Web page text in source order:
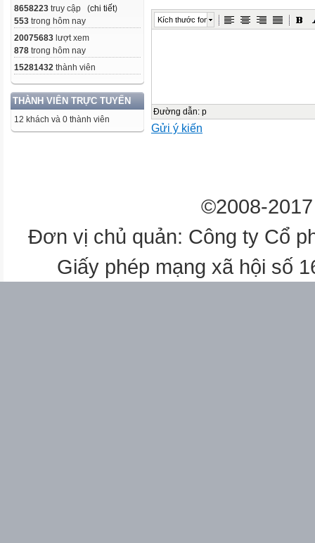
8658223 truy cập (chi tiết)
553 trong hôm nay
20075683 lượt xem
878 trong hôm nay
15281432 thành viên
THÀNH VIÊN TRỰC TUYẾN
12 khách và 0 thành viên
Kích thước font
Đường dẫn: p
Gửi ý kiến
©2008-
Đơn vị chủ quản: Công ty Cổ
Giấy phép mạng xã hội số